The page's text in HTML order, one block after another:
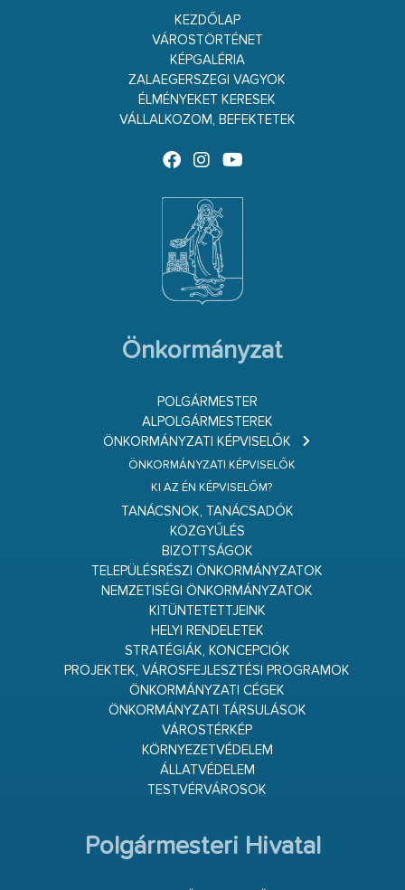
KEZDŐLAP
VÁROSTÖRTÉNET
KÉPGALÉRIA
ZALAEGERSZEGI VAGYOK
ÉLMÉNYEKET KERESEK
VÁLLALKOZOM, BEFEKTETEK
Önkormányzat
POLGÁRMESTER
ALPOLGÁRMESTEREK
ÖNKORMÁNYZATI KÉPVISELŐK
ÖNKORMÁNYZATI KÉPVISELŐK
KI AZ ÉN KÉPVISELŐM?
TANÁCSNOK, TANÁCSADÓK
KÖZGYŰLÉS
BIZOTTSÁGOK
TELEPÜLÉSRÉSZI ÖNKORMÁNYZATOK
NEMZETISÉGI ÖNKORMÁNYZATOK
KITÜNTETETTJEINK
HELYI RENDELETEK
STRATÉGIÁK, KONCEPCIÓK
PROJEKTEK, VÁROSFEJLESZTÉSI PROGRAMOK
ÖNKORMÁNYZATI CÉGEK
ÖNKORMÁNYZATI TÁRSULÁSOK
VÁROSTÉRKÉP
KÖRNYEZETVÉDELEM
ÁLLATVÉDELEM
TESTVÉRVÁROSOK
Polgármesteri Hivatal